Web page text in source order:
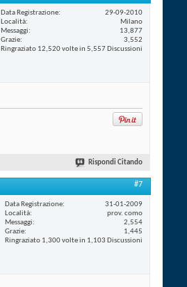
Data Registrazione
29-09-2010
Località
Milano
Messaggi
13,877
Grazie
3,552
Ringraziato 12,520 volte in 5,557 Discussioni
Rispondi Citando
#7
Data Registrazione
31-01-2009
Località
prov. como
Messaggi
2,554
Grazie
1,445
Ringraziato 1,300 volte in 1,103 Discussioni